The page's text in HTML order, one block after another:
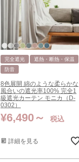
完全遮光
遮熱・断熱・保温
防音
8色展開 綿のような柔らかな
風合いの遮光率100% 完全1
級遮光カーテン モニカ（D-
0302）
¥6,490 税込
詳細を見る